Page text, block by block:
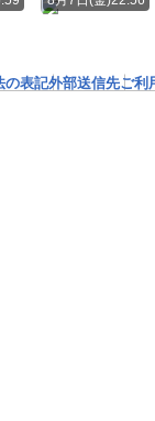
の表記外部送信先ご利